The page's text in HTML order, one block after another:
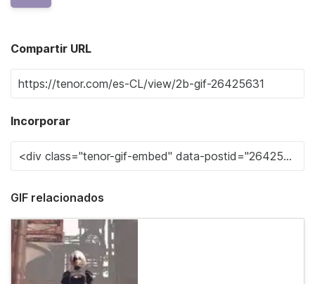
Compartir URL
Incorporar
GIF relacionados